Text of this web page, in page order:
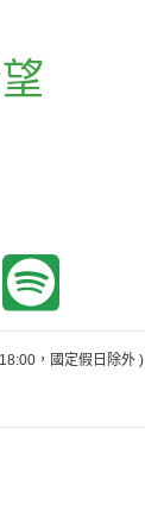
，國定假日除外 )